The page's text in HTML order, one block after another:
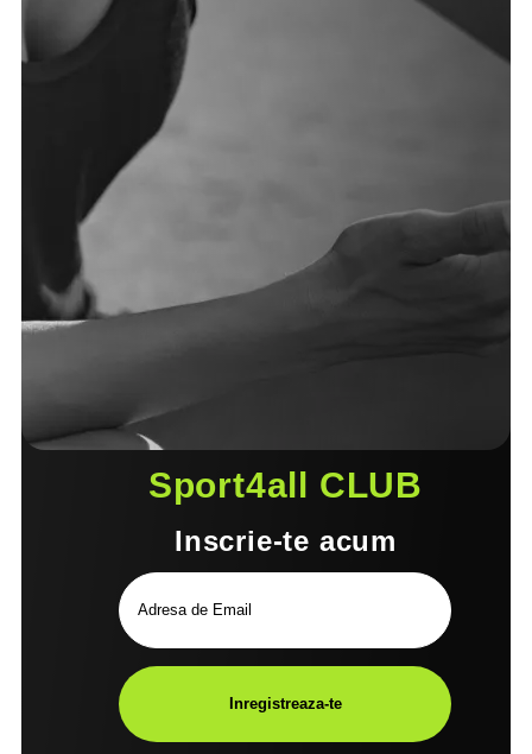
Sport4all CLUB
Inscrie-te acum